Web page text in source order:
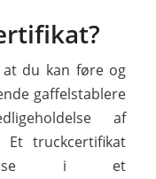
du kan føre og
gaffelstablere
af
Et truckcertifikat
i et